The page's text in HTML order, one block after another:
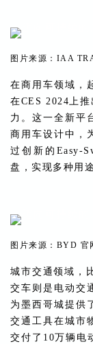
图片来源：IAA
在商用车领域，
在CES 2024上
力。这一全新平
商用车设计中，
过创新的Easy-
盘，实现多种用
图片来源：BYD 官
城市交通领域，
交车则是电动交
为墨西哥城提供
交通工具在城市
交付了10万辆电